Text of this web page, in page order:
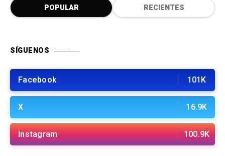
POPULAR RECIENTES
SÍGUENOS
Facebook 101K
X 16.9K
Instagram 100.9K